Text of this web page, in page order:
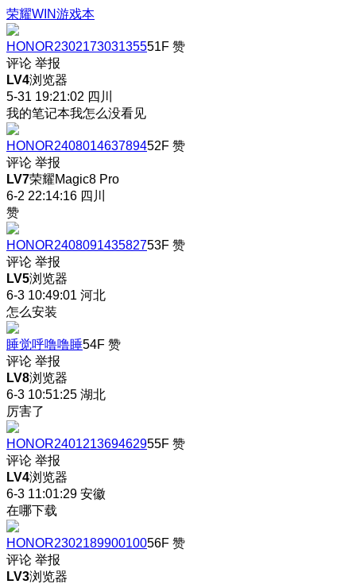
荣耀WIN游戏本
HONOR230217303135551F 赞
评论 举报
LV4浏览器
5-31 19:21:02 四川
我的笔记本我怎么没看见
HONOR240801463789452F 赞
评论 举报
LV7荣耀Magic8 Pro
6-2 22:14:16 四川
赞
HONOR240809143582753F 赞
评论 举报
LV5浏览器
6-3 10:49:01 河北
怎么安装
睡觉呼噜噜睡54F 赞
评论 举报
LV8浏览器
6-3 10:51:25 湖北
厉害了
HONOR240121369462955F 赞
评论 举报
LV4浏览器
6-3 11:01:29 安徽
在哪下载
HONOR230218990010056F 赞
评论 举报
LV3浏览器